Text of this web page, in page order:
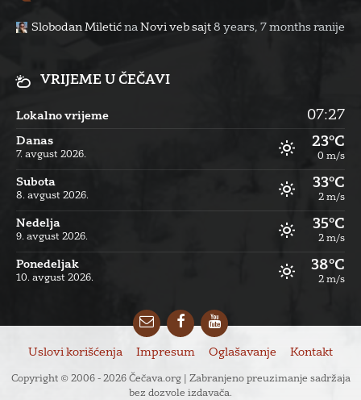
Slobodan Miletić na Novi veb sajt 8 years, 7 months ranije
VRIJEME U ČEČAVI
Lokalno vrijeme 07:27
Danas
7. avgust 2026.
23°C
0 m/s
Subota
8. avgust 2026.
33°C
2 m/s
Nedelja
9. avgust 2026.
35°C
2 m/s
Ponedeljak
10. avgust 2026.
38°C
2 m/s
EmailFacebookYouTube
Uslovi korišćenja Impresum Oglašavanje Kontakt
Copyright © 2006 - 2026 Čečava.org | Zabranjeno preuzimanje sadržaja
bez dozvole izdavača.